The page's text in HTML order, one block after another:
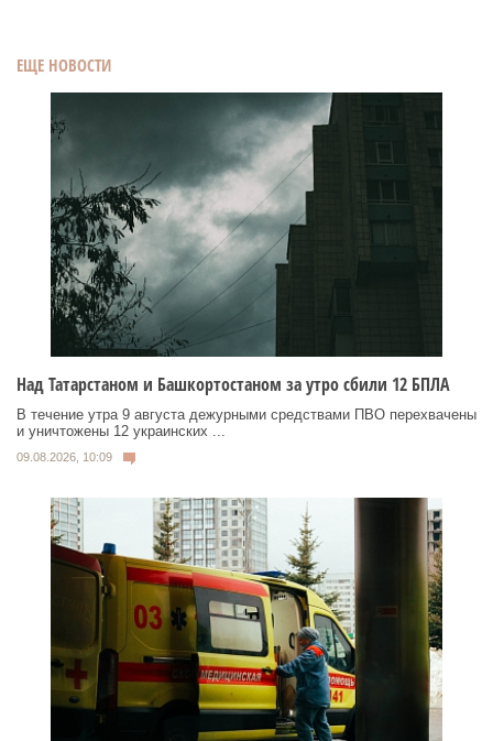
ЕЩЕ НОВОСТИ
Над Татарстаном и Башкортостаном за утро сбили 12 БПЛА
В течение утра 9 августа дежурными средствами ПВО перехвачены
и уничтожены 12 украинских ...
09.08.2026, 10:09